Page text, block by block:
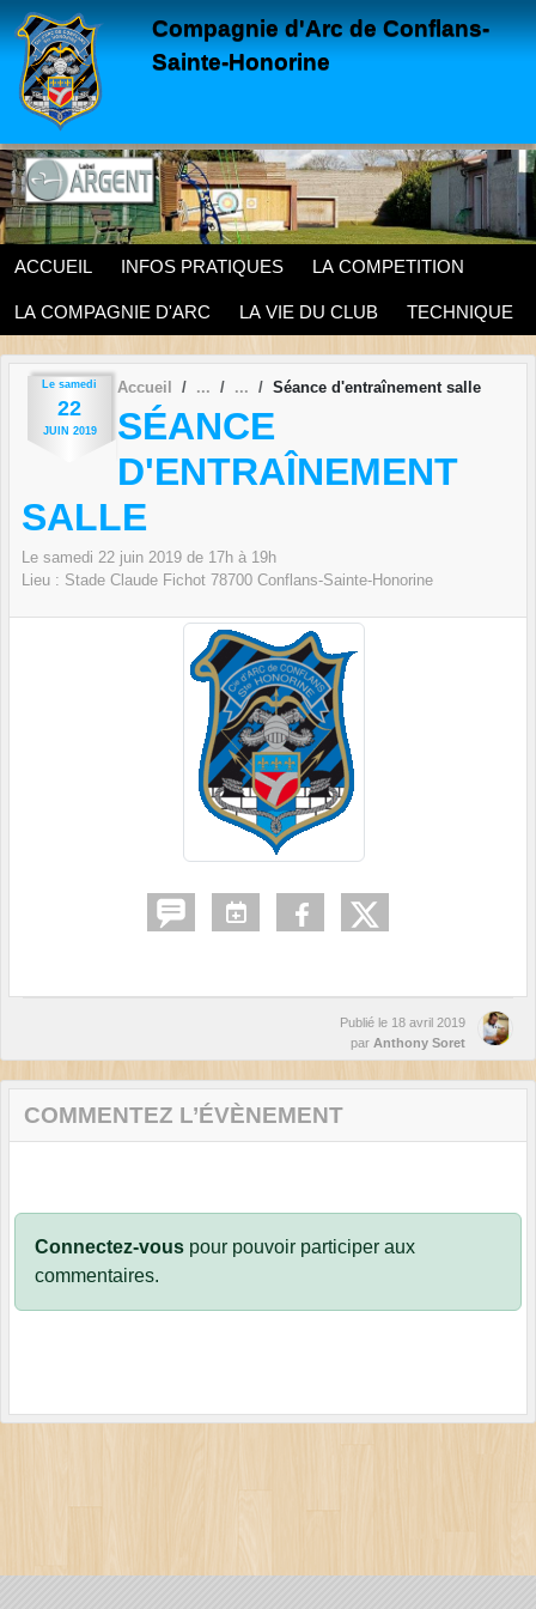
Compagnie d'Arc de Conflans-
Sainte-Honorine
ACCUEIL INFOS PRATIQUES LA COMPETITION
LA COMPAGNIE D'ARC LA VIE DU CLUB TECHNIQUE
Le samedi
22
JUIN 2019
Accueil Séance d'entraînement salle
SÉANCE
D'ENTRAÎNEMENT
SALLE
Le samedi 22 juin 2019 de 17h à 19h
Lieu : Stade Claude Fichot 78700 Conflans-Sainte-Honorine
Publié le 18 avril 2019
par Anthony Soret
COMMENTEZ L’ÉVÈNEMENT
Connectez-vous pour pouvoir participer aux
commentaires.
Panneau de gestion des cookies